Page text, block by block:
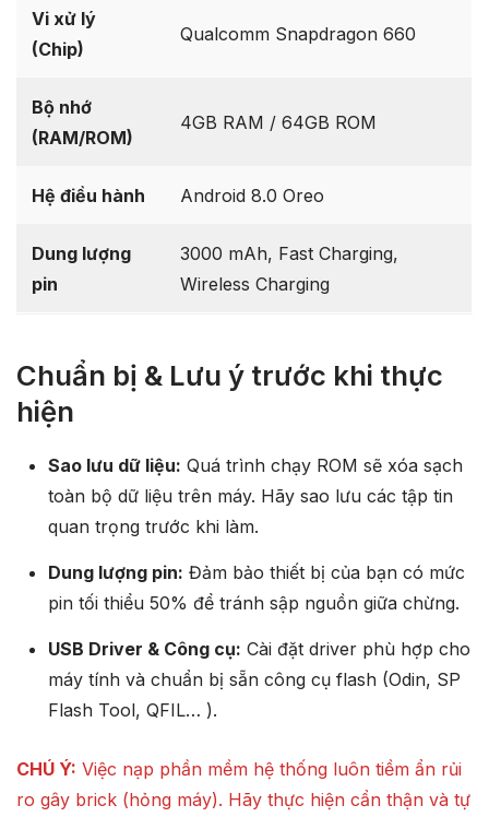
Vi xử lý
(Chip)
Qualcomm Snapdragon 660
Bộ nhớ
(RAM/ROM)
4GB RAM / 64GB ROM
Hệ điều hành Android 8.0 Oreo
Dung lượng
pin
3000 mAh, Fast Charging,
Wireless Charging
Chuẩn bị & Lưu ý trước khi thực
hiện
Sao lưu dữ liệu: Quá trình chạy ROM sẽ xóa sạch
toàn bộ dữ liệu trên máy. Hãy sao lưu các tập tin
quan trọng trước khi làm.
Dung lượng pin: Đảm bảo thiết bị của bạn có mức
pin tối thiểu 50% để tránh sập nguồn giữa chừng.
USB Driver & Công cụ: Cài đặt driver phù hợp cho
máy tính và chuẩn bị sẵn công cụ flash (Odin, SP
Flash Tool, QFIL… ).
CHÚ Ý: Việc nạp phần mềm hệ thống luôn tiềm ẩn rủi
ro gây brick (hỏng máy). Hãy thực hiện cẩn thận và tự